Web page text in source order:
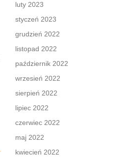
luty 2023
styczeń 2023
grudzień 2022
listopad 2022
październik 2022
wrzesień 2022
sierpień 2022
lipiec 2022
czerwiec 2022
maj 2022
kwiecień 2022